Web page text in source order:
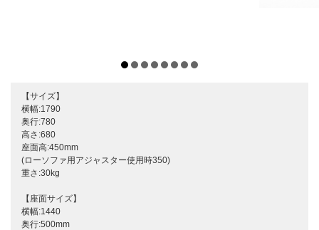
【サイズ】
横幅:1790
奥行:780
高さ:680
座面高:450mm
(ローソファ用アジャスター使用時350)
重さ:30kg
【座面サイズ】
横幅:1440
奥行:500mm